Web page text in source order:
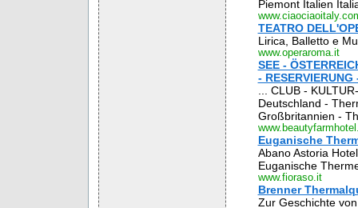
Piemont Italien
TEATRO
Lirica, Balletto e
www.operaroma.it
SEE -
- RESERVIERUNG
... CLUB -
Deutschland -
Großbritannien -
Euganische
Abano Astoria
Euganische
www.fioraso.it
Brenner
Zur Geschichte